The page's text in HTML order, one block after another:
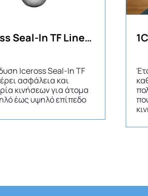
Iceross Seal-In TF Liner – Κάλτσα Κολοβώματος Μηρού
Iceross Seal-In TF
ασφάλεια και
κινήσεων για άτομα
έως υψηλό επίπεδο